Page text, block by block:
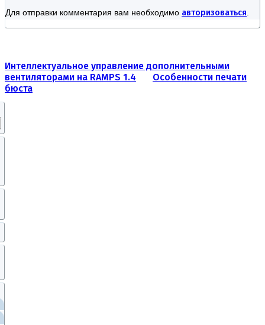
Для отправки комментария вам необходимо авторизоваться
Интеллектуальное управление дополнительными
вентиляторами на RAMPS 1.4
Особенности печати
бюста